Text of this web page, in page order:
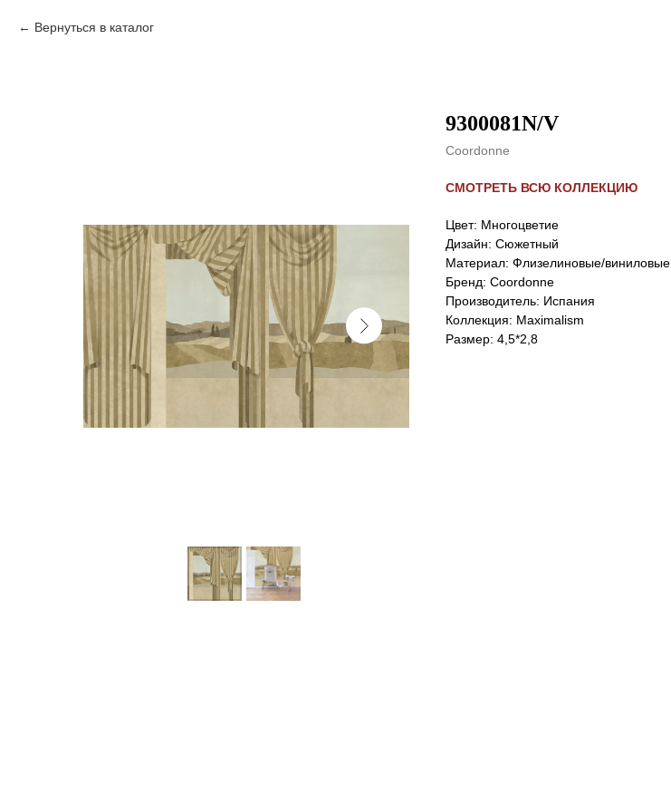
Вернуться в каталог
9300081N/V
Coordonne
СМОТРЕТЬ ВСЮ КОЛЛЕКЦИЮ
Цвет: Многоцветие
Дизайн: Сюжетный
Материал: Флизелиновые/виниловые
Бренд: Coordonne
Производитель: Испания
Коллекция: Maximalism
Размер: 4,5*2,8